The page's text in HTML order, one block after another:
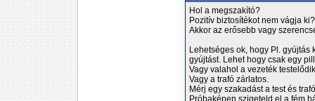
Hol a megszakító?
Pozitív biztosítékot nem vágja ki?
Akkor az erősebb vagy
Lehetséges ok, hogy Pl.
gyújtást. Lehet hogy csak egy
Vagy valahol a vezeték
Vagy a trafó zárlatos.
Mérj egy szakadást a test és
Próbaképen szigeteld el a fém